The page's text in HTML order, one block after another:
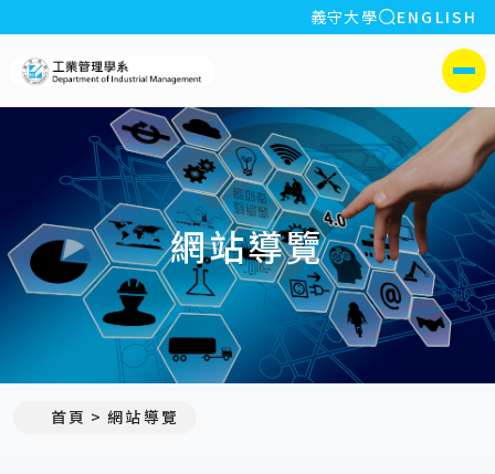
:::
義守大學 全站搜索
ENGLISH
側選單
網站導覽
首頁 網站導覽